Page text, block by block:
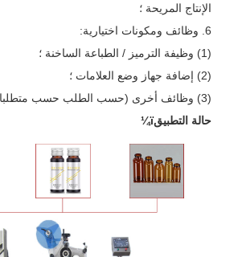
الإنتاج المريحة ؛
6. وظائف ومكونات اختيارية:
(1) وظيفة الترميز / الطباعة الساخنة ؛
(2) إضافة جهاز وضع العلامات ؛
(3) وظائف أخرى (حسب الطلب حسب متطلبات العميل).
حالة التطبيقï¼